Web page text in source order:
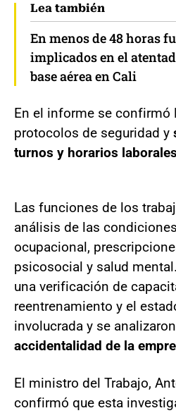
Lea también
En menos de 48 horas
implicados en el
base aérea en Cali
En el informe se confirmó
protocolos de seguridad y
turnos y horarios
Las funciones de los
análisis de las
ocupacional,
psicosocial y salud
una verificación de
reentrenamiento y el
involucrada y se
accidentalidad de la
El ministro del Trabajo,
confirmó que esta